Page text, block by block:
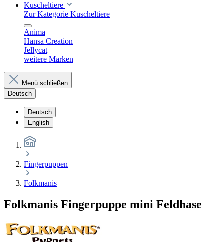
Kuscheltiere
Zur Kategorie Kuscheltiere
Anima
Hansa Creation
Jellycat
weitere Marken
Menü schließen
Deutsch
Deutsch
English
Fingerpuppen
Folkmanis
Folkmanis Fingerpuppe mini Feldhase